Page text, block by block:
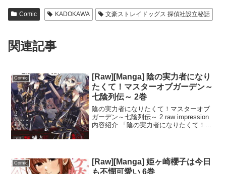
Comic KADOKAWA 文豪ストレイドッグス 探偵社設立秘話
関連記事
Comic
[Raw][Manga] 陰の実力者になり
たくて！マスターオブガーデン～
七陰列伝～ 2巻
陰の実力者になりたくて！マスターオブ
ガーデン～七陰列伝～ 2 raw impression
内容紹介 「陰の実力者になりたくて！マ
巻...
Comic
[Raw][Manga] 姫ヶ崎櫻子は今日
も不憫可愛い 6巻